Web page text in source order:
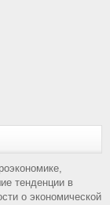
тенденции в
о экономической